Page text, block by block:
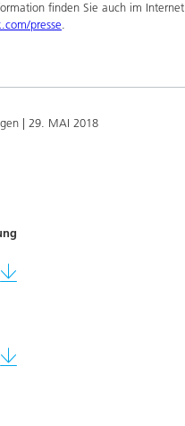
finden Sie auch im Internet
presse
| 29. MAI 2018